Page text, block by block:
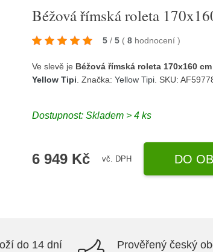
Béžová římská roleta
5 / 5 ( 8 hodnocení)
Ve slevě je Béžová římská roleta 170x160
Yellow Tipi . Značka:Yellow Tipi . SKU:
Dostupnost:Skladem > 4 ks
6 949 Kč vč. DPH DO
do 14 dní Prověřený český